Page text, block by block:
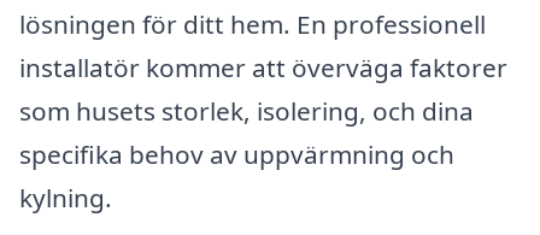
lösningen för ditt hem. En professionell
installatör kommer att överväga faktorer
som husets storlek, isolering, och dina
specifika behov av uppvärmning och
kylning.